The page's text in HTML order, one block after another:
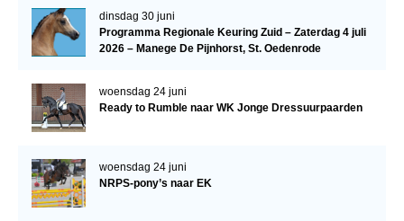
Hengstenselectie
Informatie Hengstenkeuring
ZADEL 2026
Verrichtingsonderzoek NRPS
Verrichtingsonderzoek 2024-2025
dinsdag 30 juni
Programma Regionale Keuring Zuid – Zaterdag 4 juli
2026 – Manege De Pijnhorst, St. Oedenrode
woensdag 24 juni
Ready to Rumble naar WK Jonge Dressuurpaarden
woensdag 24 juni
NRPS-pony’s naar EK